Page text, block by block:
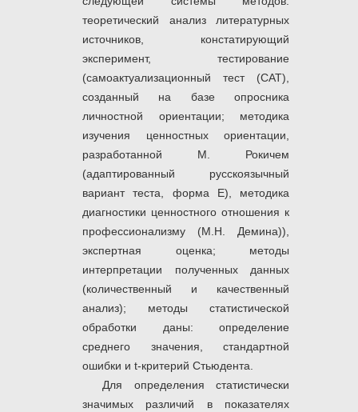
теоретический анализ литературных
источников, констатирующий
эксперимент, тестирование
(самоактуализационный тест (САТ),
созданный на базе опросника
личностной ориентации; методика
изучения ценностных ориентации,
разработанной М. Рокичем
(адаптированный русскоязычный
вариант теста, форма Е), методика
диагностики ценностного отношения к
профессионализму (М.Н. Демина)),
экспертная оценка; методы
интерпретации полученных данных
(количественный и качественный
анализ); методы статистической
обработки даны: определение
среднего значения, стандартной
ошибки и t-критерий Стьюдента.
Для определения статистически
значимых различий в показателях